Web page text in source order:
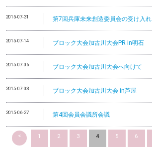
2015-07-31 第7回兵庫未来創造委員会の受け入れ
2015-07-14 ブロック大会加古川大会PR in明石
2015-07-06 ブロック大会加古川大会へ向けて
2015-07-03 ブロック大会加古川大会 in芦屋
2015-06-27 第4回会員会議所会議
< 1 2 3 4 5 6